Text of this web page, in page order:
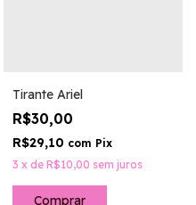
Tirante Ariel
R$30,00
R$29,10 com Pix
3 x de R$10,00 sem juros